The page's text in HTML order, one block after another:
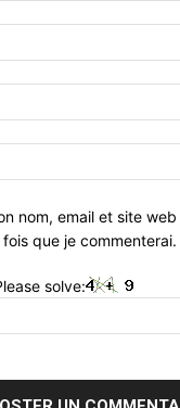
nom, email et site
que je commenterai.
solve: